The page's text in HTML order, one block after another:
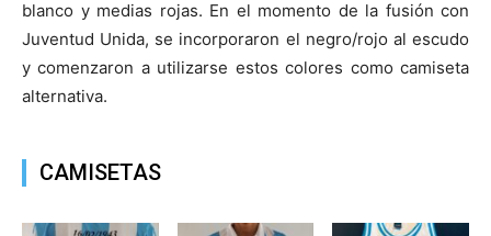
blanco y medias rojas. En el momento de la fusión con
Juventud Unida, se incorporaron el negro/rojo al escudo
y comenzaron a utilizarse estos colores como camiseta
alternativa.
CAMISETAS